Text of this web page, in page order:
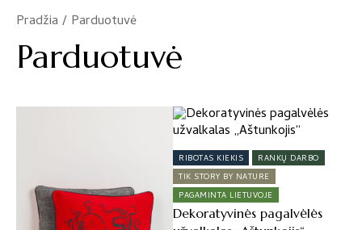
Pradžia / Parduotuvė
Parduotuvė
RIBOTAS KIEKIS
RANKŲ DARBO
TIK STORY BY NATURE
PAGAMINTA LIETUVOJE
Dekoratyvinės pagalvėlės